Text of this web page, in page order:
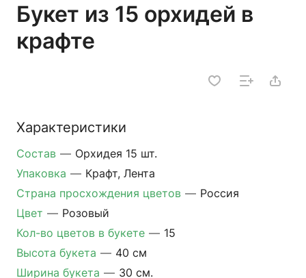
Букет из 15 орхидей в
крафте
Характеристики
Состав — Орхидея 15 шт.
Упаковка — Крафт, Лента
Страна просхождения цветов — Россия
Цвет — Розовый
Кол-во цветов в букете — 15
Высота букета — 40 см
Ширина букета — 30 см.